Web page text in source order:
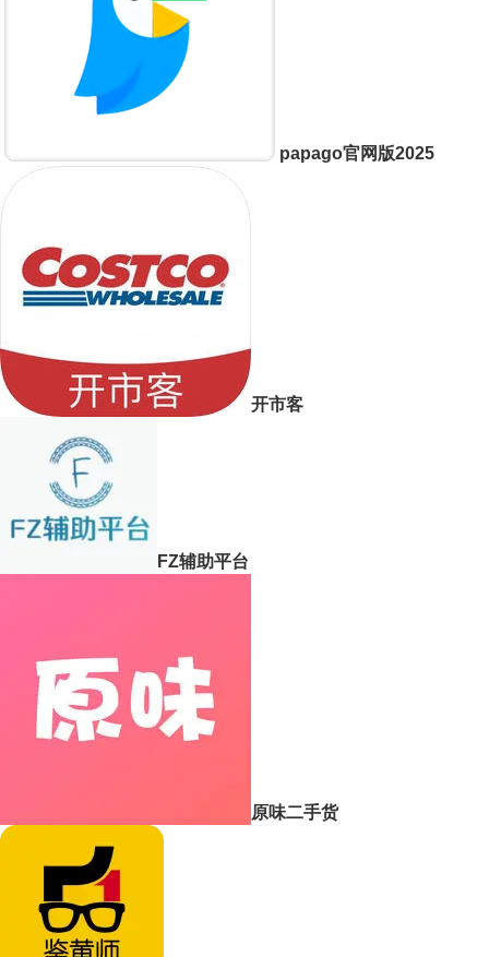
papago官网版2025
开市客
FZ辅助平台
原味二手货